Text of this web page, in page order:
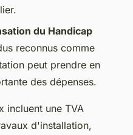
du Handicap
reconnus comme
peut prendre en
des dépenses.
incluent une TVA
d'installation,